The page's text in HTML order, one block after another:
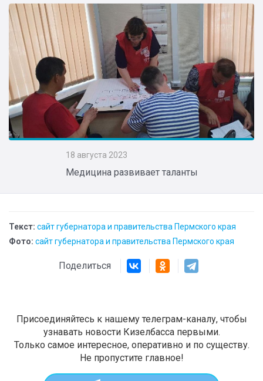
18 августа 2023
Медицина развивает таланты
Текст: сайт губернатора и правительства Пермского края
Фото: сайт губернатора и правительства Пермского края
Поделиться
Присоединяйтесь к нашему телеграм-каналу, чтобы
узнавать новости Кизелбасса первыми.
Только самое интересное, оперативно и по существу.
Не пропустите главное!